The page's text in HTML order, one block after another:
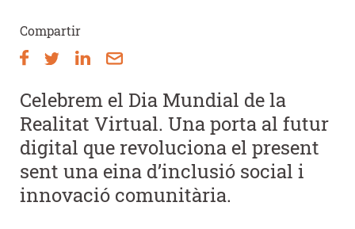
Compartir
Celebrem el Dia Mundial de la
Realitat Virtual. Una porta al futur
digital que revoluciona el present
sent una eina d’inclusió social i
innovació comunitària.